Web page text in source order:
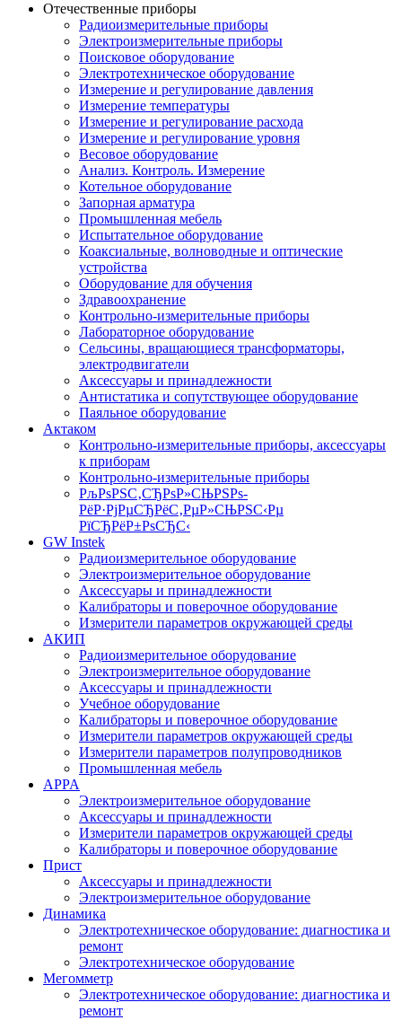
Отечественные приборы
Радиоизмерительные приборы
Электроизмерительные приборы
Поисковое оборудование
Электротехническое оборудование
Измерение и регулирование давления
Измерение температуры
Измерение и регулирование расхода
Измерение и регулирование уровня
Весовое оборудование
Анализ. Контроль. Измерение
Котельное оборудование
Запорная арматура
Промышленная мебель
Испытательное оборудование
Коаксиальные, волноводные и оптические
устройства
Оборудование для обучения
Здравоохранение
Контрольно-измерительные приборы
Лабораторное оборудование
Сельсины, вращающиеся трансформаторы,
электродвигатели
Аксессуары и принадлежности
Антистатика и сопутствующее оборудование
Паяльное оборудование
Актаком
Контрольно-измерительные приборы, аксессуары
к приборам
Контрольно-измерительные приборы
РљРѕРЅС‚СЂРѕР»СЊРЅРѕ-
РёР·РјРµСЂРёС‚РµР»СЊРЅС‹Рµ
РїСЂРёР±РѕСЂС‹
GW Instek
Радиоизмерительное оборудование
Электроизмерительное оборудование
Аксессуары и принадлежности
Калибраторы и поверочное оборудование
Измерители параметров окружающей среды
АКИП
Радиоизмерительное оборудование
Электроизмерительное оборудование
Аксессуары и принадлежности
Учебное оборудование
Калибраторы и поверочное оборудование
Измерители параметров окружающей среды
Измерители параметров полупроводников
Промышленная мебель
APPA
Электроизмерительное оборудование
Аксессуары и принадлежности
Измерители параметров окружающей среды
Калибраторы и поверочное оборудование
Прист
Аксессуары и принадлежности
Электроизмерительное оборудование
Динамика
Электротехническое оборудование: диагностика и
ремонт
Электротехническое оборудование
Мегомметр
Электротехническое оборудование: диагностика и
ремонт